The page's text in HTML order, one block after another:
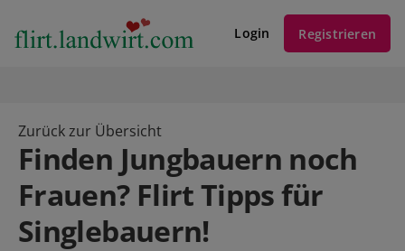
Login Registrieren
Zurück zur Übersicht
Finden Jungbauern noch
Frauen? Flirt Tipps für
Singlebauern!